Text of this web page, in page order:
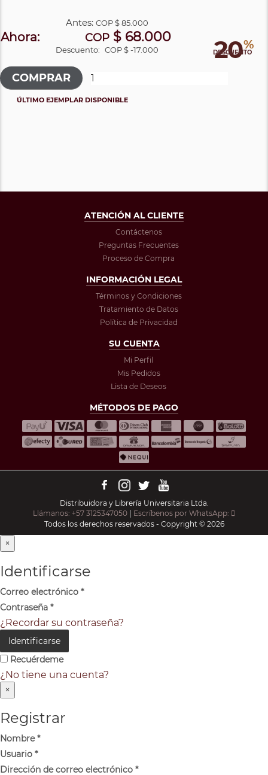
20%
DESCUENTO
Antes:COP$ 85.000
Ahora: COP $ 68.000
Descuento: COP $ -17.000
ÚLTIMO EJEMPLAR DISPONIBLE
ATENCIÓN AL CLIENTE
Contáctenos
Preguntas Frecuentes
Proceso de Compra
INFORMACIÓN LEGAL
Términos y Condiciones
Tratamiento de Datos
Política de Privacidad
SU CUENTA
Mi Perfil
Mis Pedidos
Lista de Deseos
MÉTODOS DE PAGO
Distribuidora y Librería Universitaria Ltda.
Llámanos: +57 3125347050 | Escríbenos por WhatsApp:
Todos los derechos reservados - Copyright © 2026
×
Identificarse
Correo electrónico *
Contraseña *
¿Recordar su contraseña?
Identificarse
Recuérdeme
¿No tiene una cuenta?
×
Registrar
Nombre*
Usuario *
Dirección de correo electrónico *